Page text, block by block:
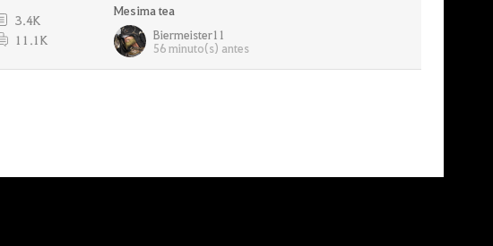
3.4K
11.1K
Mesima tea
Biermeister11
56 minuto(s) antes